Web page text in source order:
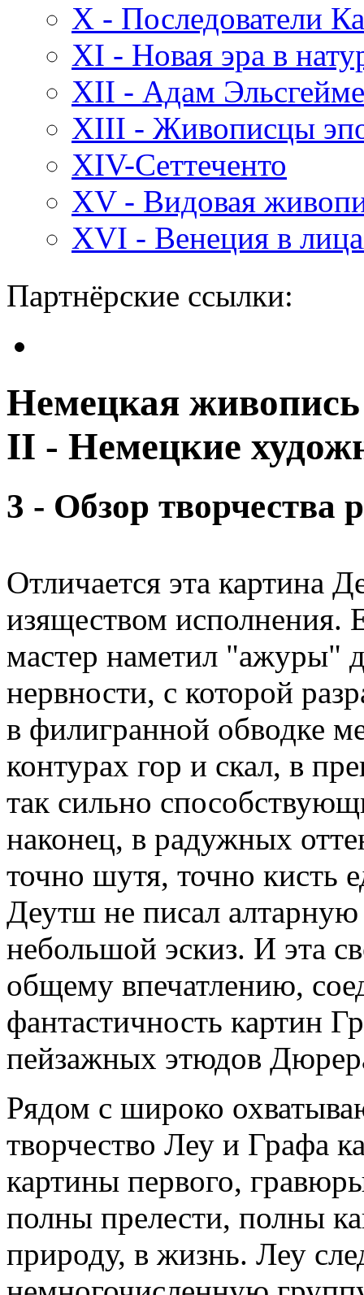
X - Последователи
XI - Новая эра в
XII - Адам
XIII - Живописцы
XIV-Сеттеченто
XV - Видовая
XVI - Венеция в
Партнёрские ссылки:
Немецкая живопись
II - Немецкие
3 - Обзор творчества
Отличается эта картина
изяществом исполнения.
мастер наметил "ажуры"
нервности, с которой
в филигранной обводке
контурах гор и скал, в
так сильно
наконец, в радужных
точно шутя, точно кисть
Деутш не писал алтарную
небольшой эскиз. И эта
общему впечатлению,
фантастичность картин
пейзажных этюдов
Рядом с широко
творчество Леу и Графа
картины первого,
полны прелести, полны
природу, в жизнь. Леу